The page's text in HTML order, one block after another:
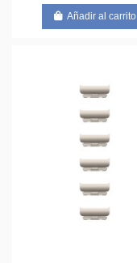
Añadir al carrito